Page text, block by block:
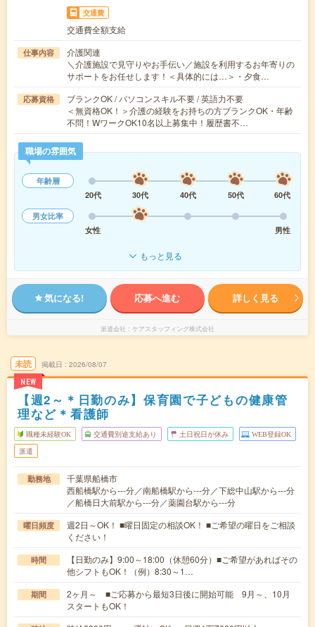
交通費
交通費全額支給
仕事内容
介護関連
＼介護施設で見守りやお手伝い／施設を利用するお年寄りの
サポートをお任せします！＜具体的には…＞・夕食…
応募資格
ブランクOK / パソコンスキル不要 / 英語力不要
＜無資格OK！＞介護の経験をお持ちの方ブランクOK・年齢
不問！WワークOK10名以上募集中！履歴書不…
職場の雰囲気
年齢層
20代
30代 40代 50代
60代
男女比率
女性
男性
もっと見る
気になる! 応募へ進む 詳しく見る
派遣会社 ケアスタッフィング株式会社
未読
NEW
掲載日 2026/08/07
【週2～＊日勤のみ】保育園で子どもの健康管
理など＊看護師
職種未経験OK 交通費別途支給あり 土日祝日が休み WEB登録OK
派遣
勤務地
千葉県船橋市
西船橋駅から---分／南船橋駅から---分／下総中山駅から---分
／船橋日大前駅から---分／薬園台駅から---分
曜日頻度
週2日～OK！ ■曜日固定の相談OK！ ■ご希望の曜日をご相談
ください！
時間
【日勤のみ】9:00～18:00（休憩60分）■ご希望があればその
他シフトもOK！（例）8:30～1…
期間
2ヶ月～ ■ご応募から最短3日後に開始可能 9月～、10月
スタートもOK！